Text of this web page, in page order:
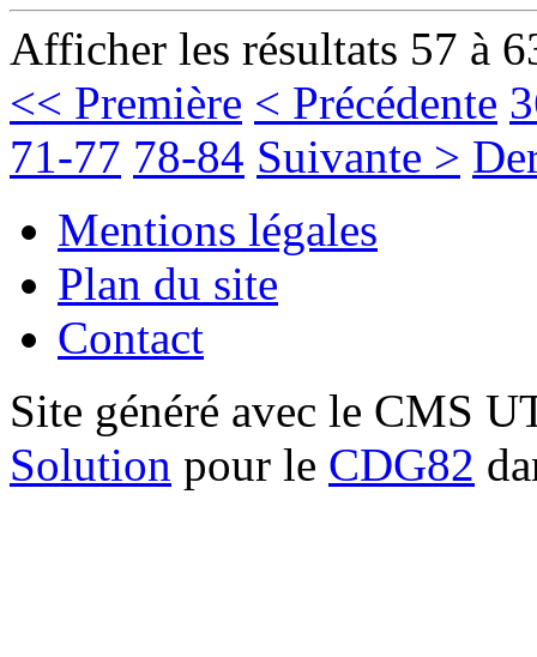
Afficher les résultats 57 à
<< Première < Précédente
71-77 78-84 Suivante >
Mentions légales
Plan du site
Contact
Site généré avec le CMS
Solution pour le CDG82